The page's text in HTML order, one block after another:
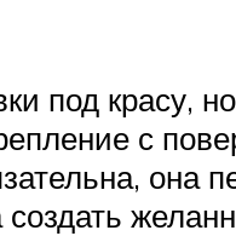
под красу,
с
она